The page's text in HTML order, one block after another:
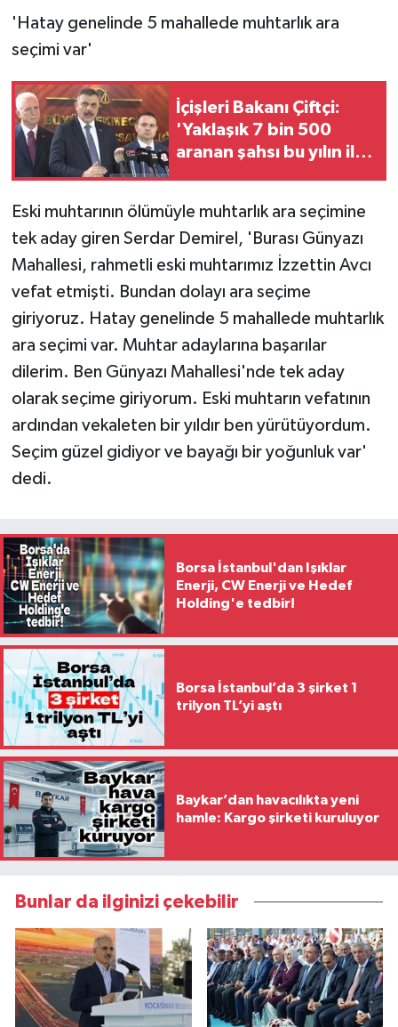
'Hatay genelinde 5 mahallede muhtarlık ara
seçimi var'
İçişleri Bakanı Çiftçi:
'Yaklaşık 7 bin 500
aranan şahsı bu yılın ilk
Eski muhtarının ölümüyle muhtarlık ara seçimine
tek aday giren Serdar Demirel, 'Burası Günyazı
Mahallesi, rahmetli eski muhtarımız İzzettin Avcı
vefat etmişti. Bundan dolayı ara seçime
giriyoruz. Hatay genelinde 5 mahallede muhtarlık
ara seçimi var. Muhtar adaylarına başarılar
dilerim. Ben Günyazı Mahallesi'nde tek aday
olarak seçime giriyorum. Eski muhtarın vefatının
ardından vekaleten bir yıldır ben yürütüyordum.
Seçim güzel gidiyor ve bayağı bir yoğunluk var'
dedi.
Borsa İstanbul'dan Işıklar
Enerji, CW Enerji ve Hedef
Holding'e tedbir!
Borsa İstanbul’da 3 şirket 1
trilyon TL’yi aştı
Baykar’dan havacılıkta yeni
hamle: Kargo şirketi kuruluyor
Bunlar da ilginizi çekebilir